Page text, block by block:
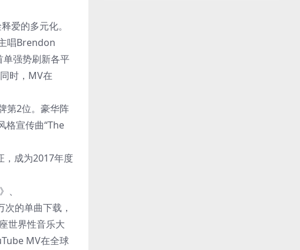
爱的多元化。
唱Brendon
强势刷新各平
时，MV在
第2位。豪华阵
格宣传曲“The
，成为2017年度
、
的单曲下载，
世界性音乐大
MV在全球